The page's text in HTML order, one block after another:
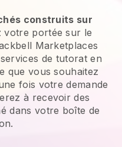
construits sur
votre portée sur le
Marketplaces
de tutorat en
que vous souhaitez
fois votre demande
à recevoir des
dans votre boîte de